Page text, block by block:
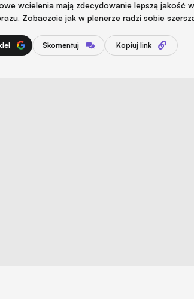
wcielenia mają zdecydowanie lepszą jakość
Zobaczcie jak w plenerze radzi sobie
Skomentuj Kopiuj link